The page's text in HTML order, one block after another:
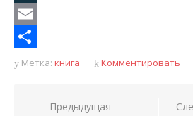
LiveJournal
Email
Отправить
Метка: книга Комментировать
Навигация
Предыдущая